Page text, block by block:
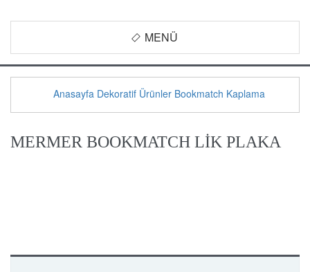
MENÜ
Anasayfa Dekoratif Ürünler Bookmatch Kaplama
MERMER BOOKMATCH LİK PLAKA